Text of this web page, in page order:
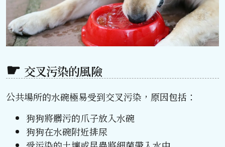
交叉污染的風險
公共場所的水碗極易受到交叉污染，原因包括：
狗狗將髒污的爪子放入水碗
狗狗在水碗附近排尿